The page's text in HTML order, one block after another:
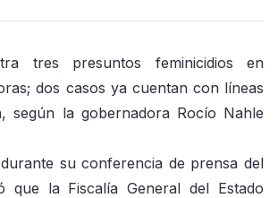
tres presuntos feminicidios en
dos casos ya cuentan con líneas
según la gobernadora Rocío Nahle
su conferencia de prensa del
que la Fiscalía General del Estado